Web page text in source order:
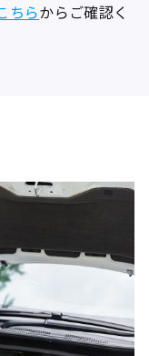
ちらからご確認く